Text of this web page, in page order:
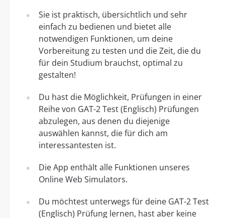
Sie ist praktisch, übersichtlich und sehr
einfach zu bedienen und bietet alle
notwendigen Funktionen, um deine
Vorbereitung zu testen und die Zeit, die du
für dein Studium brauchst, optimal zu
gestalten!
Du hast die Möglichkeit, Prüfungen in einer
Reihe von GAT-2 Test (Englisch) Prüfungen
abzulegen, aus denen du diejenige
auswählen kannst, die für dich am
interessantesten ist.
Die App enthält alle Funktionen unseres
Online Web Simulators.
Du möchtest unterwegs für deine GAT-2 Test
(Englisch) Prüfung lernen, hast aber keine